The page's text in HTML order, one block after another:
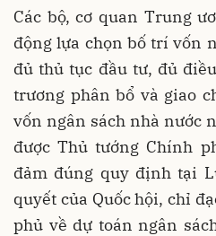
Các bộ, cơ quan Trung
động lựa chọn bố trí vốn
đủ thủ tục đầu tư, đủ
trương phân bổ và giao
vốn ngân sách nhà nước
được Thủ tướng Chính
đảm đúng quy định tại
quyết của Quốc hội, chỉ
phủ về dự toán ngân